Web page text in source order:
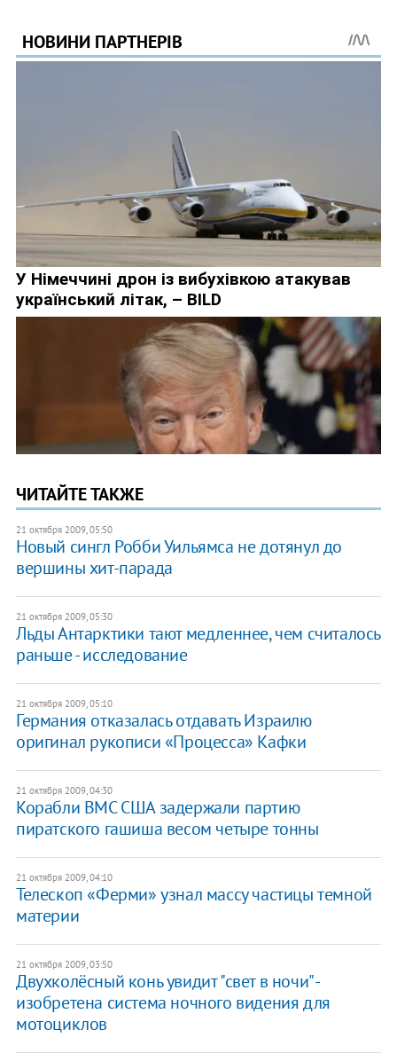
ЧИТАЙТЕ ТАКЖЕ
21 октября 2009, 05:50
Новый сингл Робби Уильямса не дотянул до
вершины хит-парада
21 октября 2009, 05:30
Льды Антарктики тают медленнее, чем считалось
раньше - исследование
21 октября 2009, 05:10
Германия отказалась отдавать Израилю
оригинал рукописи «Процесса» Кафки
21 октября 2009, 04:30
Корабли ВМС США задержали партию
пиратского гашиша весом четыре тонны
21 октября 2009, 04:10
Телескоп «Ферми» узнал массу частицы темной
материи
21 октября 2009, 03:50
Двухколёсный конь увидит "свет в ночи" -
изобретена система ночного видения для
мотоциклов